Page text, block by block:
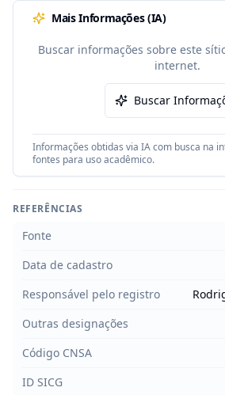
Mais Informações (IA)
Buscar informações sobre este
internet.
Buscar
Informações obtidas via IA com busca na
fontes para uso acadêmico.
REFERÊNCIAS
Fonte
Data de cadastro
Responsável pelo registro
Outras designações
Código CNSA
ID SICG